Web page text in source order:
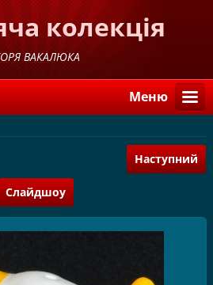
колекція
ВАКАЛЮКА
Меню
Наступний
Слайдшоу